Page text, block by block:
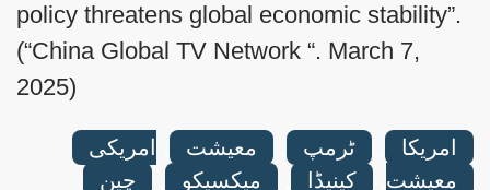
policy threatens global economic stability”.
(“China Global TV Network “. March 7,
2025)
امریکا ٹرمپ معیشت
امریکی
معیشت
کینیڈا میکسیکو چین